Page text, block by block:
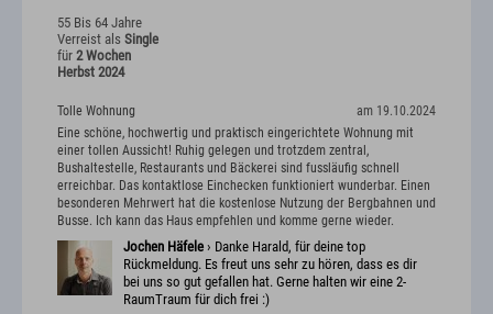
55 Bis 64 Jahre
Verreist als Single
für 2 Wochen
Herbst 2024
am 19.10.2024
Tolle Wohnung
Eine schöne, hochwertig und praktisch eingerichtete Wohnung mit
einer tollen Aussicht! Ruhig gelegen und trotzdem zentral,
Bushaltestelle, Restaurants und Bäckerei sind fussläufig schnell
erreichbar. Das kontaktlose Einchecken funktioniert wunderbar. Einen
besonderen Mehrwert hat die kostenlose Nutzung der Bergbahnen und
Busse. Ich kann das Haus empfehlen und komme gerne wieder.
Jochen Häfele › Danke Harald, für deine top
Rückmeldung. Es freut uns sehr zu hören, dass es dir
bei uns so gut gefallen hat. Gerne halten wir eine 2-
RaumTraum für dich frei :)